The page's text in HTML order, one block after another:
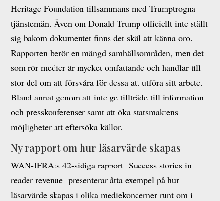
Heritage Foundation tillsammans med Trumptrogna
tjänstemän. Även om Donald Trump officiellt inte ställt
sig bakom dokumentet finns det skäl att känna oro.
Rapporten berör en mängd samhällsområden, men det
som rör medier är mycket omfattande och handlar till
stor del om att försvåra för dessa att utföra sitt arbete.
Bland annat genom att inte ge tillträde till information
och presskonferenser samt att öka statsmaktens
möjligheter att eftersöka källor.
Ny rapport om hur läsarvärde skapas
WAN-IFRA:s 42-sidiga rapport Success stories in
reader revenue presenterar åtta exempel på hur
läsarvärde skapas i olika mediekoncerner runt om i